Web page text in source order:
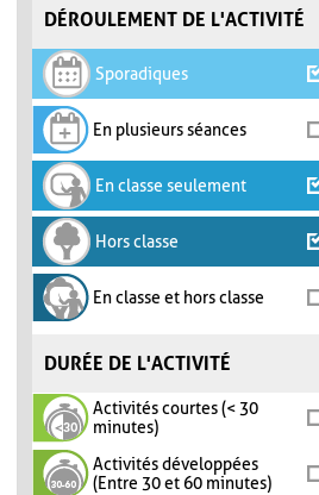
DÉROULEMENT DE L'ACTIVITÉ
Sporadiques
En plusieurs séances
En classe seulement
Hors classe
En classe et hors classe
DURÉE DE L'ACTIVITÉ
Activités courtes (< 30
minutes)
Activités développées
(Entre 30 et 60 minutes)